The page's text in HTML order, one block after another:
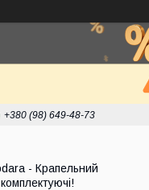
+380 (98) 649-48-73
- Крапельний